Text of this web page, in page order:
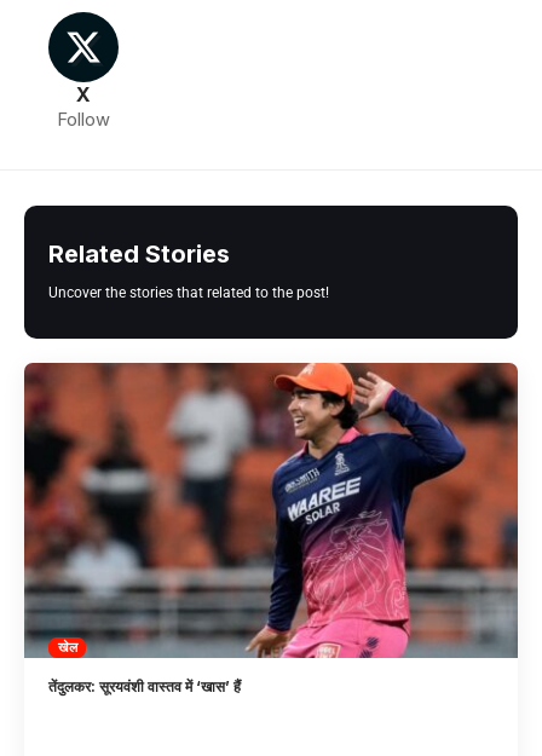
X
Follow
Related Stories
Uncover the stories that related to the post!
खेल
तेंदुलकर: सूरयवंशी वास्तव में ‘खास’ हैं